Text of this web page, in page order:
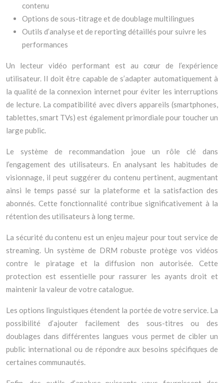
contenu
Options de sous-titrage et de doublage multilingues
Outils d’analyse et de reporting détaillés pour suivre les
performances
Un lecteur vidéo performant est au cœur de l’expérience
utilisateur. Il doit être capable de s’adapter automatiquement à
la qualité de la connexion internet pour éviter les interruptions
de lecture. La compatibilité avec divers appareils (smartphones,
tablettes, smart TVs) est également primordiale pour toucher un
large public.
Le système de recommandation joue un rôle clé dans
l’engagement des utilisateurs. En analysant les habitudes de
visionnage, il peut suggérer du contenu pertinent, augmentant
ainsi le temps passé sur la plateforme et la satisfaction des
abonnés. Cette fonctionnalité contribue significativement à la
rétention des utilisateurs à long terme.
La sécurité du contenu est un enjeu majeur pour tout service de
streaming. Un système de DRM robuste protège vos vidéos
contre le piratage et la diffusion non autorisée. Cette
protection est essentielle pour rassurer les ayants droit et
maintenir la valeur de votre catalogue.
Les options linguistiques étendent la portée de votre service. La
possibilité d’ajouter facilement des sous-titres ou des
doublages dans différentes langues vous permet de cibler un
public international ou de répondre aux besoins spécifiques de
certaines communautés.